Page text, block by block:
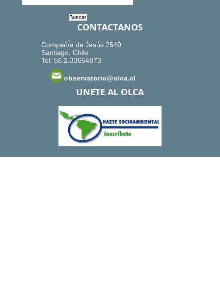
CONTACTANOS
Compañía de Jesús 2540
Santiago, Chile.
Tel: 56.2.33654873
observatorio@olca.cl
UNETE AL OLCA